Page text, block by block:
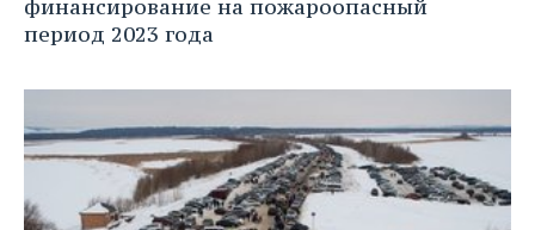
финансирование на пожароопасный
период 2023 года